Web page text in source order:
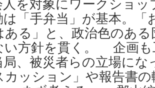
を対象にワークショ
「手弁当」が基本。「
ある」と、政治色のあ
い方針を貫く。 企画も
、被災者らの立場に
カッション」や報告書